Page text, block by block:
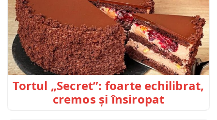
Tortul „Secret”: foarte echilibrat,
cremos și însiropat